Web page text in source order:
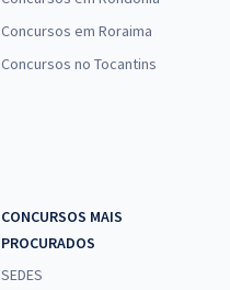
Concursos em Roraima
Concursos no Tocantins
CONCURSOS MAIS
PROCURADOS
SEDES